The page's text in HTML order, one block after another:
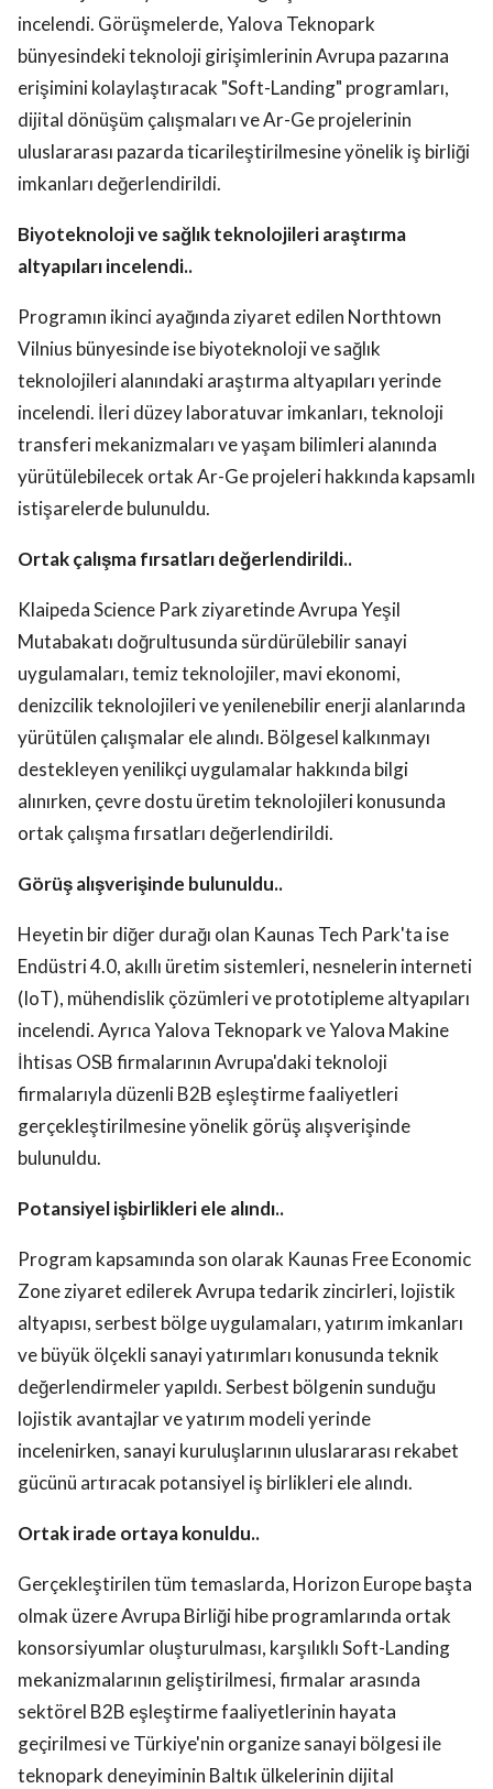
incelendi. Görüşmelerde, Yalova Teknopark
bünyesindeki teknoloji girişimlerinin Avrupa pazarına
erişimini kolaylaştıracak "Soft-Landing" programları,
dijital dönüşüm çalışmaları ve Ar-Ge projelerinin
uluslararası pazarda ticarileştirilmesine yönelik iş birliği
imkanları değerlendirildi.
Biyoteknoloji ve sağlık teknolojileri araştırma
altyapıları incelendi..
Programın ikinci ayağında ziyaret edilen Northtown
Vilnius bünyesinde ise biyoteknoloji ve sağlık
teknolojileri alanındaki araştırma altyapıları yerinde
incelendi. İleri düzey laboratuvar imkanları, teknoloji
transferi mekanizmaları ve yaşam bilimleri alanında
yürütülebilecek ortak Ar-Ge projeleri hakkında kapsamlı
istişarelerde bulunuldu.
Ortak çalışma fırsatları değerlendirildi..
Klaipeda Science Park ziyaretinde Avrupa Yeşil
Mutabakatı doğrultusunda sürdürülebilir sanayi
uygulamaları, temiz teknolojiler, mavi ekonomi,
denizcilik teknolojileri ve yenilenebilir enerji alanlarında
yürütülen çalışmalar ele alındı. Bölgesel kalkınmayı
destekleyen yenilikçi uygulamalar hakkında bilgi
alınırken, çevre dostu üretim teknolojileri konusunda
ortak çalışma fırsatları değerlendirildi.
Görüş alışverişinde bulunuldu..
Heyetin bir diğer durağı olan Kaunas Tech Park'ta ise
Endüstri 4.0, akıllı üretim sistemleri, nesnelerin interneti
(IoT), mühendislik çözümleri ve prototipleme altyapıları
incelendi. Ayrıca Yalova Teknopark ve Yalova Makine
İhtisas OSB firmalarının Avrupa'daki teknoloji
firmalarıyla düzenli B2B eşleştirme faaliyetleri
gerçekleştirilmesine yönelik görüş alışverişinde
bulunuldu.
Potansiyel işbirlikleri ele alındı..
Program kapsamında son olarak Kaunas Free Economic
Zone ziyaret edilerek Avrupa tedarik zincirleri, lojistik
altyapısı, serbest bölge uygulamaları, yatırım imkanları
ve büyük ölçekli sanayi yatırımları konusunda teknik
değerlendirmeler yapıldı. Serbest bölgenin sunduğu
lojistik avantajlar ve yatırım modeli yerinde
incelenirken, sanayi kuruluşlarının uluslararası rekabet
gücünü artıracak potansiyel iş birlikleri ele alındı.
Ortak irade ortaya konuldu..
Gerçekleştirilen tüm temaslarda, Horizon Europe başta
olmak üzere Avrupa Birliği hibe programlarında ortak
konsorsiyumlar oluşturulması, karşılıklı Soft-Landing
mekanizmalarının geliştirilmesi, firmalar arasında
sektörel B2B eşleştirme faaliyetlerinin hayata
geçirilmesi ve Türkiye'nin organize sanayi bölgesi ile
teknopark deneyiminin Baltık ülkelerinin dijital